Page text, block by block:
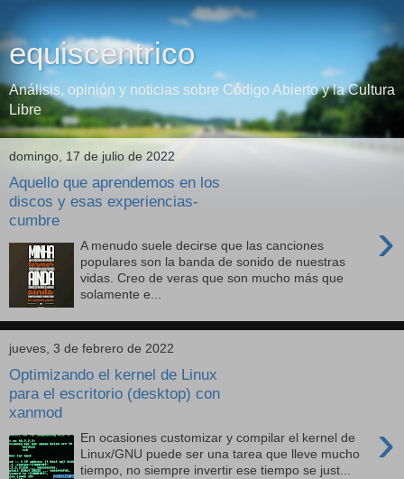
equiscentrico
Análisis, opinión y noticias sobre Código Abierto y la Cultura
Libre
domingo, 17 de julio de 2022
Aquello que aprendemos en los
discos y esas experiencias-
cumbre
›
A menudo suele decirse que las canciones
populares son la banda de sonido de nuestras
vidas. Creo de veras que son mucho más que
solamente e...
jueves, 3 de febrero de 2022
Optimizando el kernel de Linux
para el escritorio (desktop) con
xanmod
›
En ocasiones customizar y compilar el kernel de
Linux/GNU puede ser una tarea que lleve mucho
tiempo, no siempre invertir ese tiempo se just...